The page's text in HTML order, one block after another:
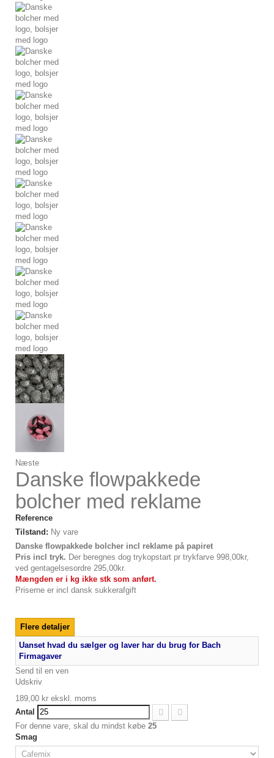
Næste
Danske flowpakkede
bolcher med reklame
Reference
Tilstand: Ny vare
Danske flowpakkede bolcher incl reklame på papiret
Pris incl tryk. Der beregnes dog trykopstart pr trykfarve 998,00kr,
ved gentagelsesordre 295,00kr.
Mængden er i kg ikke stk som anført.
Priserne er incl dansk sukkerafgift
Flere detaljer
Uanset hvad du sælger og laver har du brug for Bach
Firmagaver
Send til en ven
Udskriv
189,00 kr ekskl. moms
Antal
For denne vare, skal du mindst købe 25
Smag